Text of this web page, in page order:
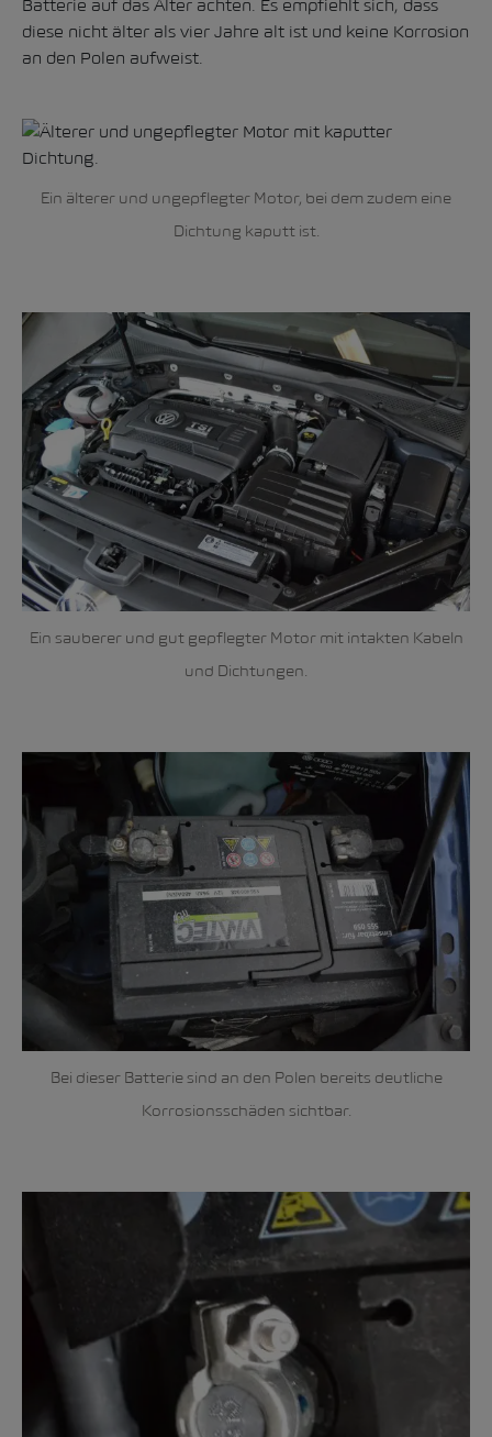
Batterie auf das Alter achten. Es empfiehlt sich, dass
diese nicht älter als vier Jahre alt ist und keine Korrosion
an den Polen aufweist.
Ein älterer und ungepflegter Motor, bei dem zudem eine
Dichtung kaputt ist.
Ein sauberer und gut gepflegter Motor mit intakten Kabeln
und Dichtungen.
Bei dieser Batterie sind an den Polen bereits deutliche
Korrosionsschäden sichtbar.